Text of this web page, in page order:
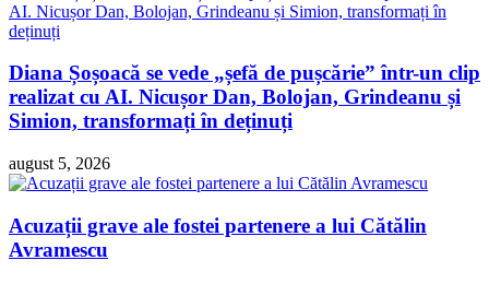
Diana Șoșoacă se vede „șefă de pușcărie” într-un clip
realizat cu AI. Nicușor Dan, Bolojan, Grindeanu și
Simion, transformați în deținuți
august 5, 2026
Acuzații grave ale fostei partenere a lui Cătălin
Avramescu